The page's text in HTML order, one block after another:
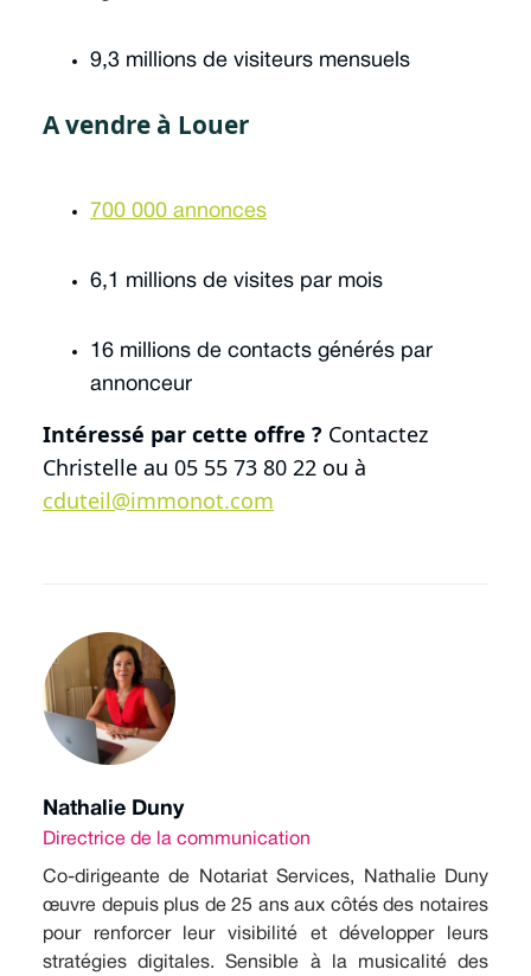
9,3 millions de visiteurs mensuels
A vendre à Louer
700 000 annonces
6,1 millions de visites par mois
16 millions de contacts générés par
annonceur
Intéressé par cette offre ? Contactez
Christelle au 05 55 73 80 22 ou à
cduteil@immonot.com
Nathalie Duny
Directrice de la communication
Co-dirigeante de Notariat Services, Nathalie Duny
œuvre depuis plus de 25 ans aux côtés des notaires
pour renforcer leur visibilité et développer leurs
stratégies digitales. Sensible à la musicalité des